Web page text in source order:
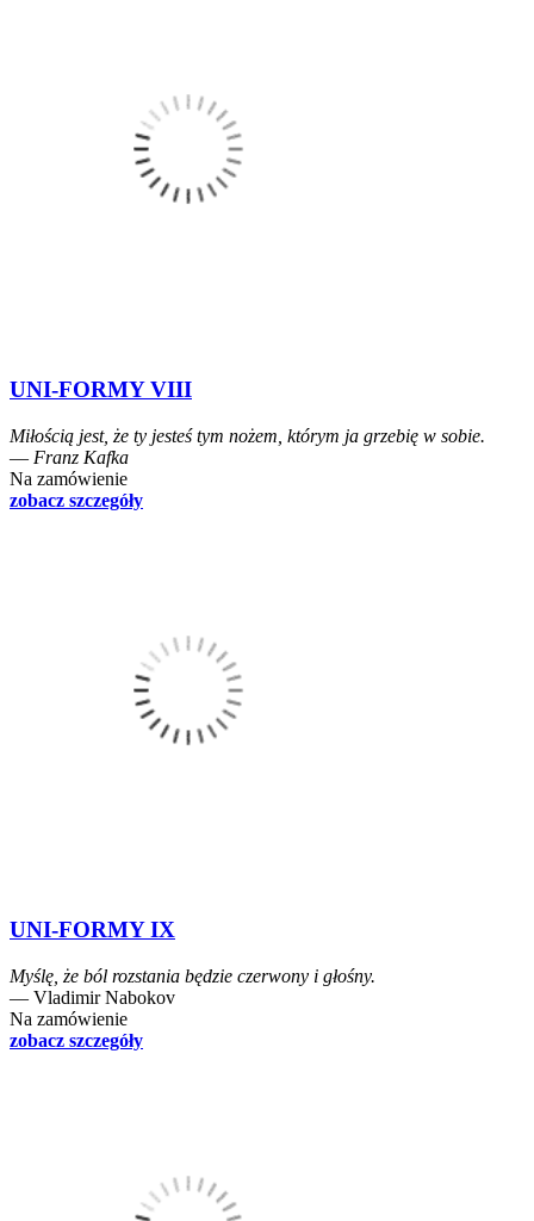
UNI-FORMY VIII
Miłością jest, że ty jesteś tym nożem, którym ja grzebię w sobie.
― Franz Kafka
Na zamówienie
zobacz szczegóły
UNI-FORMY IX
Myślę, że ból rozstania będzie czerwony i głośny.
― Vladimir Nabokov
Na zamówienie
zobacz szczegóły